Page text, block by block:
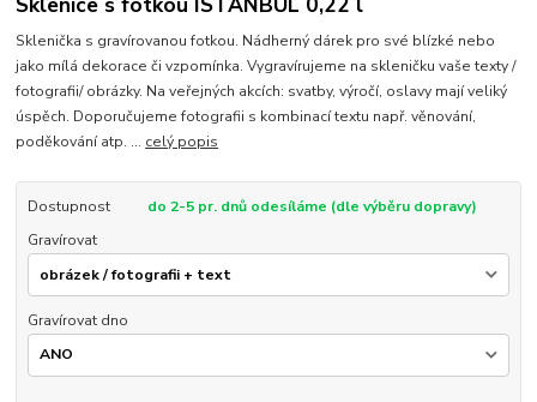
Sklenička s gravírovanou fotkou. Nádherný dárek pro své blízké nebo
jako mílá dekorace či vzpomínka. Vygravírujeme na skleničku vaše texty /
fotografii/ obrázky. Na veřejných akcích: svatby, výročí, oslavy mají veliký
úspěch. Doporučujeme fotografii s kombinací textu např. věnování,
poděkování atp. ... celý popis
Dostupnost
do 2-5 pr. dnů odesíláme (dle výběru dopravy)
Gravírovat
Gravírovat dno